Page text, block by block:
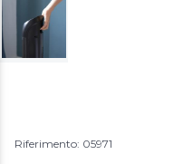
Riferimento: 05971